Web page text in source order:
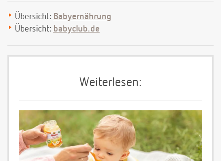
Übersicht: Babyernährung
Übersicht: babyclub.de
Weiterlesen: